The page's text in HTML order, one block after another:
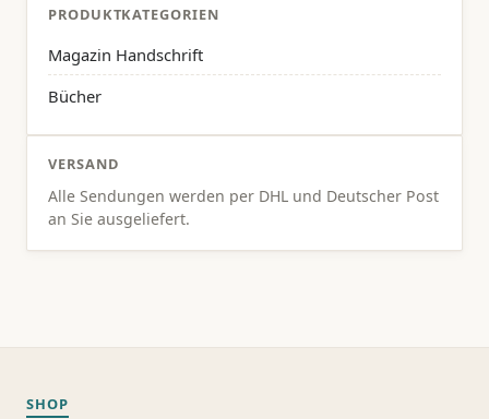
PRODUKTKATEGORIEN
Magazin Handschrift
Bücher
VERSAND
Alle Sendungen werden per DHL und Deutscher Post
an Sie ausgeliefert.
SHOP